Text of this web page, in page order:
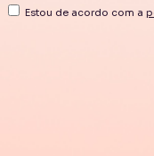
Estou de acordo com a